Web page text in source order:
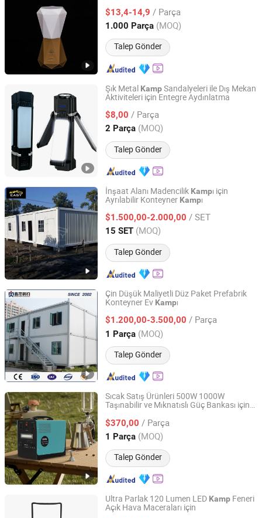
$13,4-14,9 / Parça
1.000 Parça (MOQ)
Talep Gönder
Fujian, China Fiyat 2021
Şık Metal KampSandalyeleri ile Dış Mekan
Aktiviteleri için Entegre Aydınlatma
$8,00 / Parça
2 Parça (MOQ)
Talep Gönder
Wuhan Youlaixin Electronic Technology Co., Ltd.
Hubei, China Fiyat 2026
İnşaat Alanı Madencilik Kampı için
Ayrılabilir Konteyner Kampı
$1.500,00-2.000,00 / SET
15 SET (MOQ)
Talep Gönder
FOSHAN SOEASY MODULAR HOUSING CO.,LTD
Guangdong, China Fiyat 2018
Çin Düşük Maliyetli Düz Paket Prefabrik
Konteyner Ev Kampı
$1.200,00-3.500,00 / Parça
1 Parça (MOQ)
Talep Gönder
Qingyun Xinmao Steel Structure Co., Ltd.
Shandong, China Fiyat 2018
Sıcak Satış Ürünleri 500W 1000W
Taşınabilir ve Mıknatıslı Güç Bankası için
$370,00 / Parça
1 Parça (MOQ)
Talep Gönder
Guangdong Solarthon Technology Co., Ltd.
Guangdong, China Fiyat 2023
Ultra Parlak 120 Lumen LED Kamp Feneri
Açık Hava Maceraları için
KAM SING STATIONERY & GIFT (YUYAO) CO., LTD.